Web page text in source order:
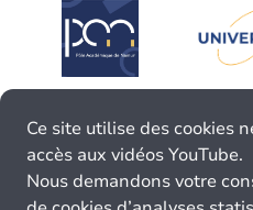
Ce site utilise des cookies
accès aux vidéos YouTube.
Nous demandons votre